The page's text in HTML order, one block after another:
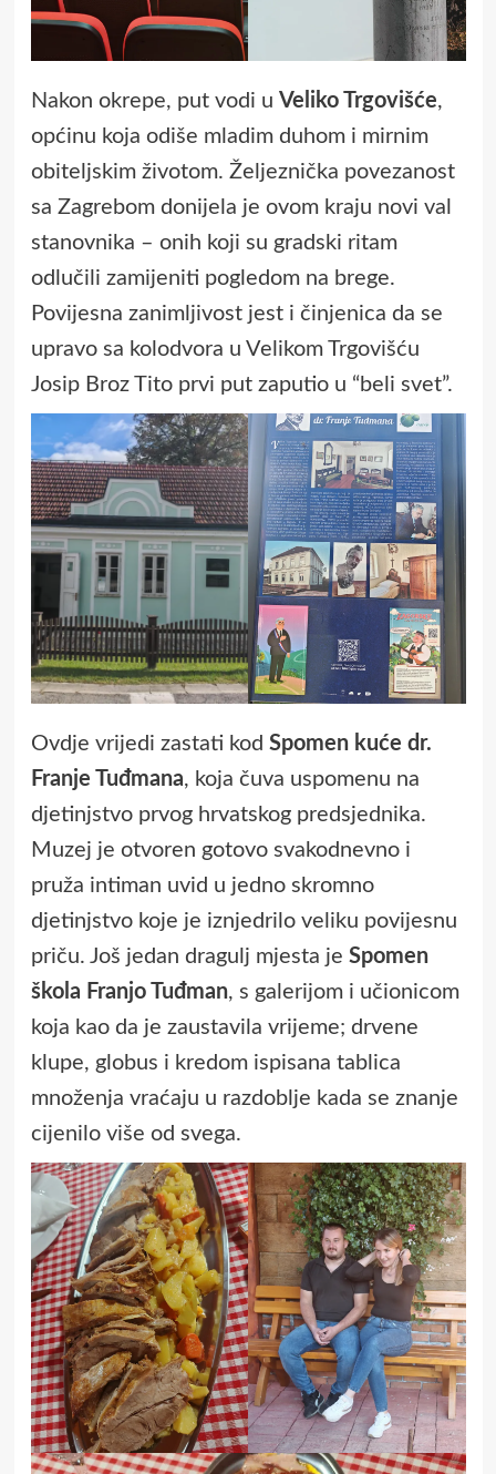
Nakon okrepe, put vodi u Veliko Trgovišće,
općinu koja odiše mladim duhom i mirnim
obiteljskim životom. Željeznička povezanost
sa Zagrebom donijela je ovom kraju novi val
stanovnika – onih koji su gradski ritam
odlučili zamijeniti pogledom na brege.
Povijesna zanimljivost jest i činjenica da se
upravo sa kolodvora u Velikom Trgovišću
Josip Broz Tito prvi put zaputio u “beli svet”.
Ovdje vrijedi zastati kod Spomen kuće dr.
Franje Tuđmana, koja čuva uspomenu na
djetinjstvo prvog hrvatskog predsjednika.
Muzej je otvoren gotovo svakodnevno i
pruža intiman uvid u jedno skromno
djetinjstvo koje je iznjedrilo veliku povijesnu
priču. Još jedan dragulj mjesta je Spomen
škola Franjo Tuđman, s galerijom i učionicom
koja kao da je zaustavila vrijeme; drvene
klupe, globus i kredom ispisana tablica
množenja vraćaju u razdoblje kada se znanje
cijenilo više od svega.